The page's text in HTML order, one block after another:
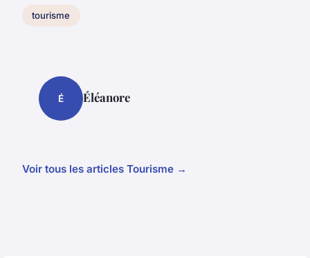
tourisme
É Éléanore
Voir tous les articles Tourisme →